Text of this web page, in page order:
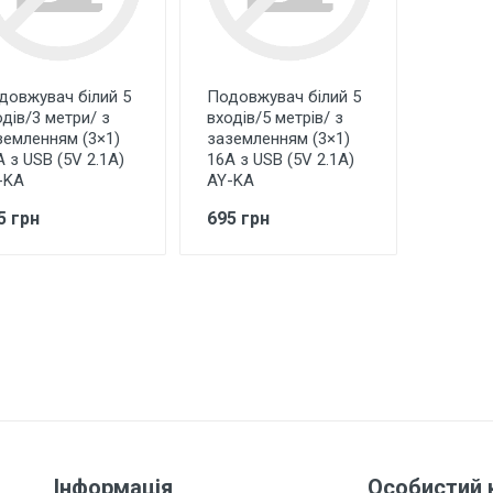
білий 5
3 метри/ з
(3×1)
з USB (5V 2.1A)
грн
Подовжувач білий 5
входів/5 метрів/ з
заземленням (3×1)
16А з USB (5V 2.1A)
AY-KA
695 грн
Інформація Особистий